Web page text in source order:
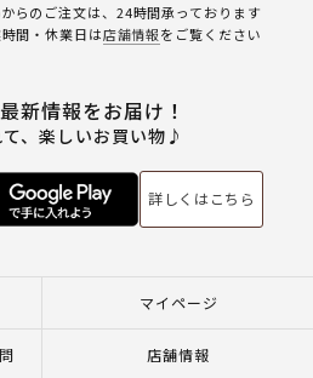
らのご注文は、24時間承っております
間・休業日は店舗情報をご覧ください
新情報をお届け！
、楽しいお買い物♪
詳しくはこちら
マイページ
店舗情報